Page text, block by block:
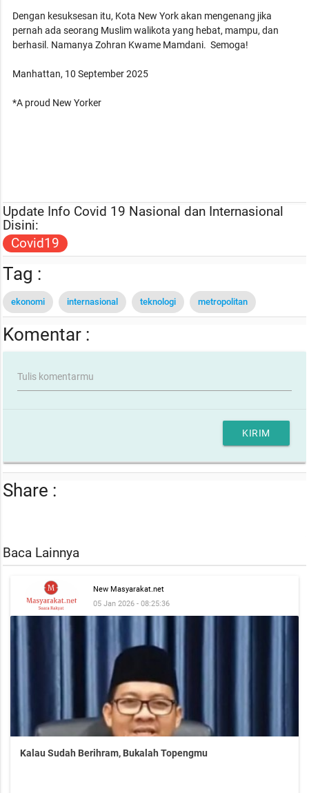
Dengan kesuksesan itu, Kota New York akan mengenang jika
pernah ada seorang Muslim walikota yang hebat, mampu, dan
berhasil. Namanya Zohran Kwame Mamdani. Semoga!
Manhattan, 10 September 2025
*A proud New Yorker
Update Info Covid 19 Nasional dan Internasional
Disini:
Covid19
Tag :
ekonomi internasional teknologi metropolitan
Komentar :
Tulis komentarmu
KIRIM
Share :
Baca Lainnya
New Masyarakat.net
05 Jan 2026 - 08:25:36
Kalau Sudah Berihram, Bukalah Topengmu